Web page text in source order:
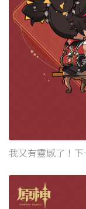
我又有靈感了！